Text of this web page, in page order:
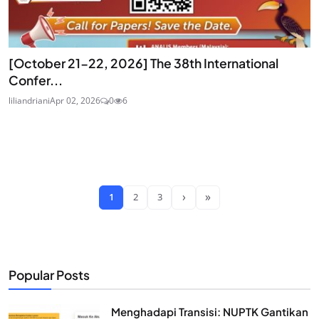
[October 21-22, 2026] The 38th International
Confer...
liliandrianiApr 02, 2026 0 6
1 2 3 › »
Popular Posts
Menghadapi Transisi: NUPTK Gantikan